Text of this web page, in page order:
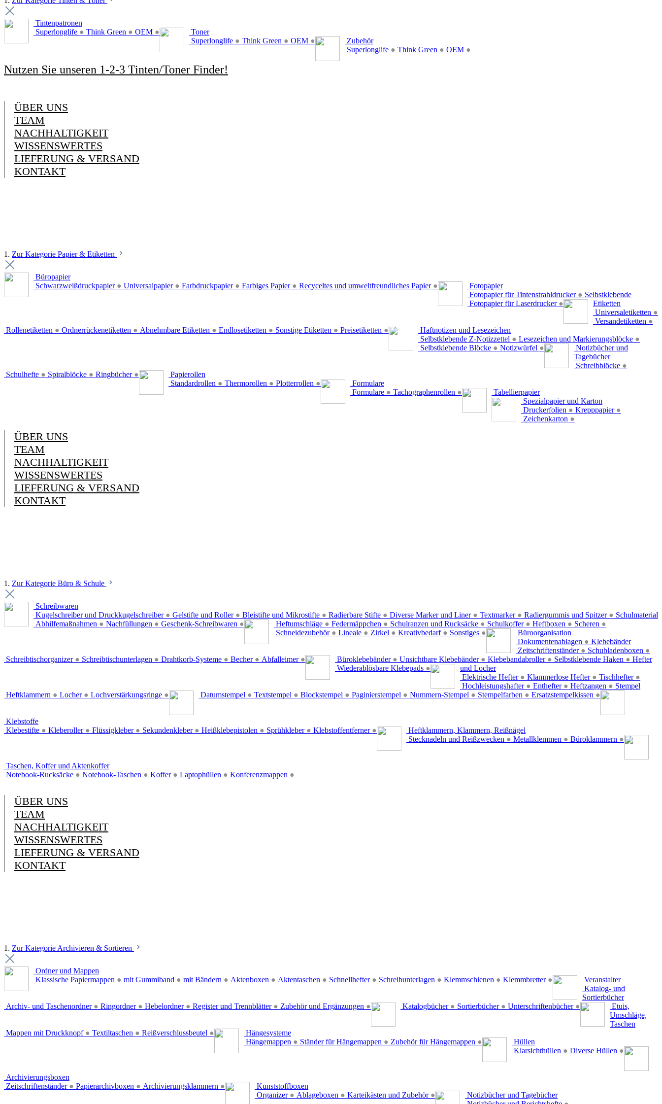
Tintenpatronen
Superlonglife ● Think Green ● OEM ●
Toner
Superlonglife ● Think Green ● OEM ●
Zubehör
Superlonglife ● Think Green ● OEM ●
Nutzen Sie unseren 1-2-3 Tinten/Toner Finder!
ÜBER UNS
TEAM
NACHHALTIGKEIT
WISSENSWERTES
LIEFERUNG & VERSAND
KONTAKT
1. Zur Kategorie Papier & Etiketten
Büropapier
Schwarzweißdruckpapier ● Universalpapier ● Farbdruckpapier ● Farbiges Papier ● Recyceltes und umweltfreundliches Papier ●
Fotopapier
Fotopapier für Tintenstrahldrucker ●
Fotopapier für Laserdrucker ●
Selbstklebende
Etiketten
Universaletiketten ●
Versandetiketten ●
Rollenetiketten ● Ordnerrückenetiketten ● Abnehmbare Etiketten ● Endlosetiketten ● Sonstige Etiketten ● Preisetiketten ●
Haftnotizen und Lesezeichen
Selbstklebende Z-Notizzettel ● Lesezeichen und Markierungsblöcke ●
Selbstklebende Blöcke ● Notizwürfel ●
Notizbücher und
Tagebücher
Schreibblöcke ●
Schulhefte ● Spiralblöcke ● Ringbücher ●
Papierollen
Standardrollen ● Thermorollen ● Plotterrollen ●
Formulare
Formulare ● Tachographenrollen ●
Tabellierpapier
Spezialpapier und Karton
Druckerfolien ● Krepppapier ●
Zeichenkarton ●
ÜBER UNS
TEAM
NACHHALTIGKEIT
WISSENSWERTES
LIEFERUNG & VERSAND
KONTAKT
1. Zur Kategorie Büro & Schule
Schreibwaren
Kugelschreiber und Druckkugelschreiber ● Gelstifte und Roller ● Bleistifte und Mikrostifte ● Radierbare Stifte ● Diverse Marker und Liner ● Textmarker ● Radiergummis und Spitzer ●
Abhilfemaßnahmen ● Nachfüllungen ● Geschenk-Schreibwaren ●
Schulmaterial
Heftumschläge ● Federmäppchen ● Schulranzen und Rucksäcke ● Schulkoffer ● Heftboxen ● Scheren ●
Schneidezubehör ● Lineale ● Zirkel ● Kreativbedarf ● Sonstiges ●
Büroorganisation
Dokumentenablagen ●
Zeitschriftenständer ● Schubladenboxen ●
Schreibtischorganizer ● Schreibtischunterlagen ● Drahtkorb-Systeme ● Becher ● Abfalleimer ●
Klebebänder
Büroklebebänder ● Unsichtbare Klebebänder ● Klebebandabroller ● Selbstklebende Haken ●
Wiederablösbare Klebepads ●
Hefter
und Locher
Elektrische Hefter ● Klammerlose Hefter ● Tischhefter ●
Hochleistungshafter ● Enthefter ● Heftzangen ●
Heftklammern ● Locher ● Lochverstärkungsringe ●
Stempel
Datumstempel ● Textstempel ● Blockstempel ● Paginierstempel ● Nummern-Stempel ● Stempelfarben ● Ersatzstempelkissen ●
Klebstoffe
Klebestifte ● Kleberoller ● Flüssigkleber ● Sekundenkleber ● Heißklebepistolen ● Sprühkleber ● Klebstoffentferner ●
Heftklammern, Klammern, Reißnägel
Stecknadeln und Reißzwecken ● Metallklemmen ● Büroklammern ●
Taschen, Koffer und Aktenkoffer
Notebook-Rucksäcke ● Notebook-Taschen ● Koffer ● Laptophüllen ● Konferenzmappen ●
ÜBER UNS
TEAM
NACHHALTIGKEIT
WISSENSWERTES
LIEFERUNG & VERSAND
KONTAKT
1. Zur Kategorie Archivieren & Sortieren
Ordner und Mappen
Klassische Papiermappen ● mit Gummiband ● mit Bändern ● Aktenboxen ● Aktentaschen ● Schnellhefter ● Schreibunterlagen ● Klemmschienen ● Klemmbretter ● Veranstalter
Archiv- und Taschenordner ● Ringordner ● Hebelordner ● Register und Trennblätter ● Zubehör und Ergänzungen ●
Katalog- und
Sortierbücher
Katalogbücher ● Sortierbücher ● Unterschriftenbücher ●
Etuis,
Umschläge,
Taschen
Mappen mit Druckknopf ● Textiltaschen ● Reißverschlussbeutel ●
Hängesysteme
Hängemappen ● Ständer für Hängemappen ● Zubehör für Hängemappen ●
Hüllen
Klarsichthüllen ● Diverse Hüllen ●
Archivierungsboxen
Zeitschriftenständer ● Papierarchivboxen ● Archivierungsklammern ●
Kunststoffboxen
Organizer ● Ablageboxen ● Karteikästen und Zubehör ●
Notizbücher und Tagebücher